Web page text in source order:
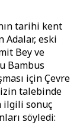
tarihi kent
Adalar, eski
Bey ve
Bambus
için Çevre
talebinde
ilgili sonuç
söyledi: